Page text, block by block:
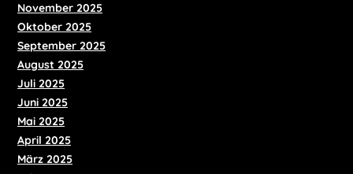
November 2025
Oktober 2025
September 2025
August 2025
Juli 2025
Juni 2025
Mai 2025
April 2025
März 2025